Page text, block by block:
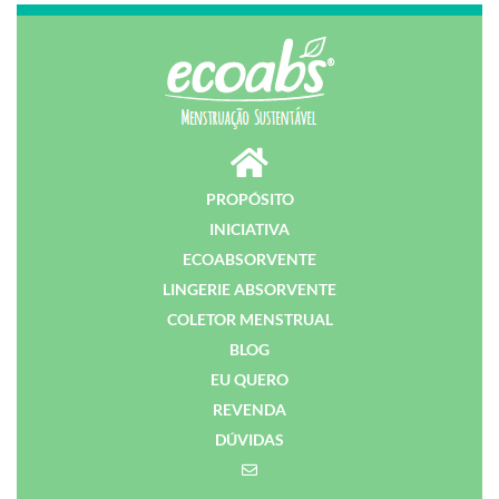
PROPÓSITO
INICIATIVA
ECOABSORVENTE
LINGERIE ABSORVENTE
COLETOR MENSTRUAL
BLOG
EU QUERO
REVENDA
DÚVIDAS